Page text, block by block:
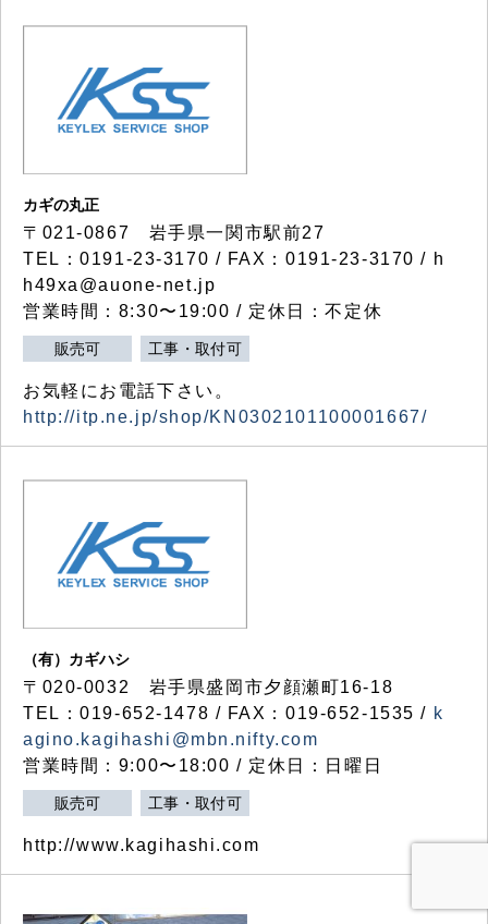
カギの丸正
〒021-0867 岩手県一関市駅前27
TEL：0191-23-3170 / FAX：0191-23-3170 / h
h49xa@auone-net.jp
営業時間：8:30〜19:00 / 定休日：不定休
販売可 工事・取付可
お気軽にお電話下さい。
http://itp.ne.jp/shop/KN0302101100001667/
（有）カギハシ
〒020-0032 岩手県盛岡市夕顔瀬町16-18
TEL：019-652-1478 / FAX：019-652-1535 / k
agino.kagihashi@mbn.nifty.com
営業時間：9:00〜18:00 / 定休日：日曜日
販売可 工事・取付可
http://www.kagihashi.com